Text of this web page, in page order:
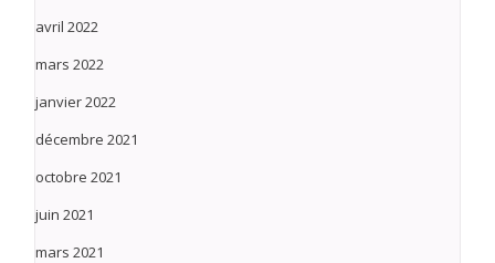
avril 2022
mars 2022
janvier 2022
décembre 2021
octobre 2021
juin 2021
mars 2021